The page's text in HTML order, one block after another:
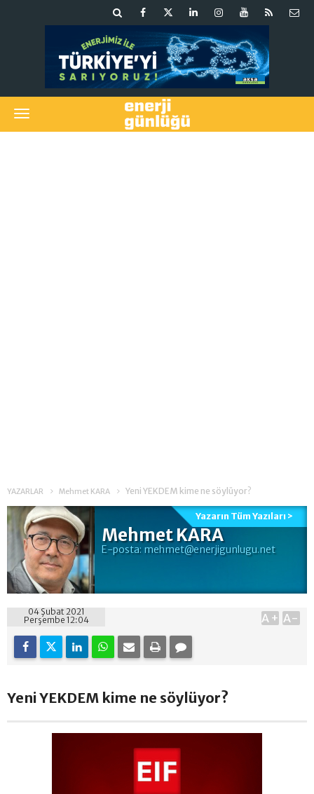
YAZARLAR Mehmet KARA Yeni YEKDEM kime ne söylüyor?
Mehmet KARA
E-posta: mehmet@enerjigunlugu.net
Yazarın Tüm Yazıları >
04 Şubat 2021
Perşembe 12:04
A+ A-
Yeni YEKDEM kime ne söylüyor?